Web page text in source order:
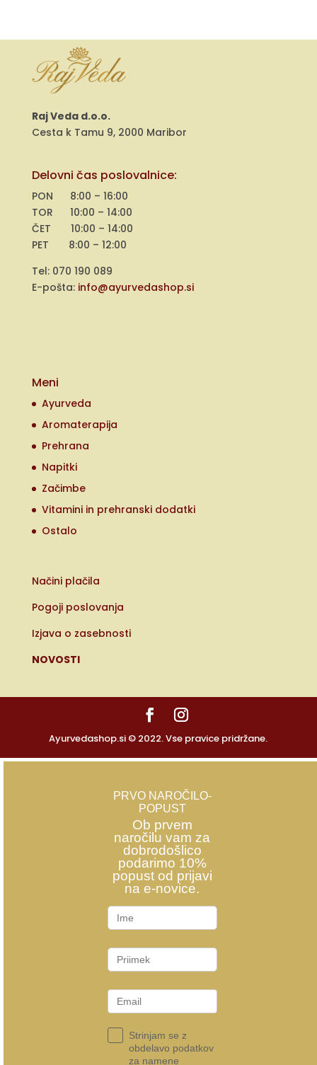
Raj Veda d.o.o.
Cesta k Tamu 9, 2000 Maribor
Delovni čas poslovalnice:
PON 8:00 – 16:00
TOR 10:00 – 14:00
ČET 10:00 – 14:00
PET 8:00 – 12:00
Tel: 070 190 089
E-pošta: info@ayurvedashop.si
Meni
Ayurveda
Aromaterapija
Prehrana
Napitki
Začimbe
Vitamini in prehranski dodatki
Ostalo
Načini plačila
Pogoji poslovanja
Izjava o zasebnosti
NOVOSTI
Ayurvedashop.si © 2022. Vse pravice pridržane.
PRVO NAROČILO-
POPUST
Ob prvem
naročilu vam za
dobrodošlico
podarimo 10%
popust od prijavi
na e-novice.
Strinjam se z
obdelavo podatkov
za namene